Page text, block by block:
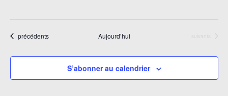
Évènements
précédents Aujourd’hui
S’abonner au calendrier